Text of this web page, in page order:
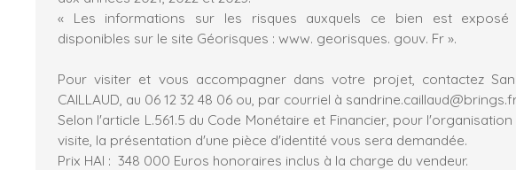
« Les informations sur les risques auxquels ce bien est exposé
disponibles sur le site Géorisques : www. georisques. gouv. Fr ».
Pour visiter et vous accompagner dans votre projet, contactez
CAILLAUD, au 06 12 32 48 06 ou, par courriel à
Selon l'article L.561.5 du Code Monétaire et Financier, pour l'organisation
visite, la présentation d'une pièce d'identité vous sera demandée.
Prix HAI : 348 000 Euros honoraires inclus à la charge du vendeur.